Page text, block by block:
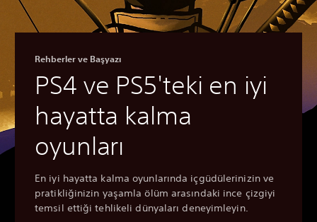
Rehberler ve Başyazı
PS4 ve PS5'teki en iyi
hayatta kalma
oyunları
En iyi hayatta kalma oyunlarında içgüdülerinizin ve
pratikliğinizin yaşamla ölüm arasındaki ince çizgiyi
temsil ettiği tehlikeli dünyaları deneyimleyin.